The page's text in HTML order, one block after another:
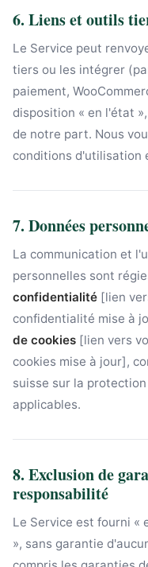
6. Liens et outils
Le Service peut
tiers ou les intégrer
paiement,
disposition « en l'état
de notre part. Nous
conditions d'utilisation
7. Données
La communication et
personnelles sont
confidentialité [lien
confidentialité mise à
de cookies [lien vers
cookies mise à jour],
suisse sur la
applicables.
8. Exclusion de
responsabilité
Le Service est fourni «
», sans garantie